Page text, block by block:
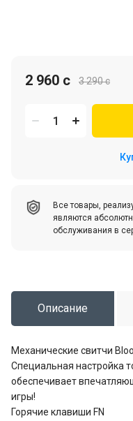
3 290 c
2 960 c
Все товары,
являются
обслуживания в
Описание
Механические свитчи
Специальная настройка
обеспечивает
игры!
Горячие клавиши FN